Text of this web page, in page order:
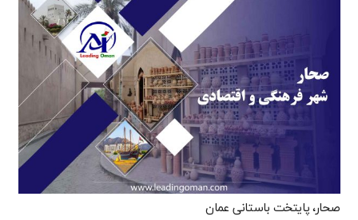
صحار، پایتخت باستانی عمان